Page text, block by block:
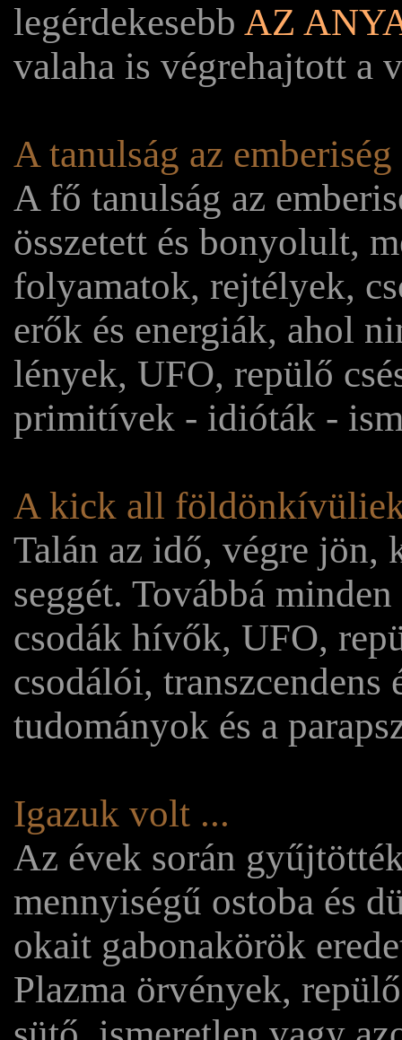
legérdekesebb AZ
valaha is végrehajtott a
A tanulság az emberiség
A fő tanulság az
összetett és bonyolult,
folyamatok, rejtélyek,
erők és energiák, ahol
lények, UFO, repülő
primitívek - idióták -
A kick all
Talán az idő, végre jön,
seggét. Továbbá
csodák hívők, UFO,
csodálói,
tudományok és a
Igazuk volt ...
Az évek során
mennyiségű ostoba és
okait gabonakörök
Plazma örvények,